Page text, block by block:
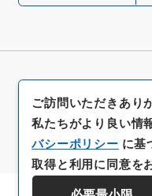
ご訪問いただきあり
私たちがより良い情
バシーポリシー に基
取得と利用に同意を